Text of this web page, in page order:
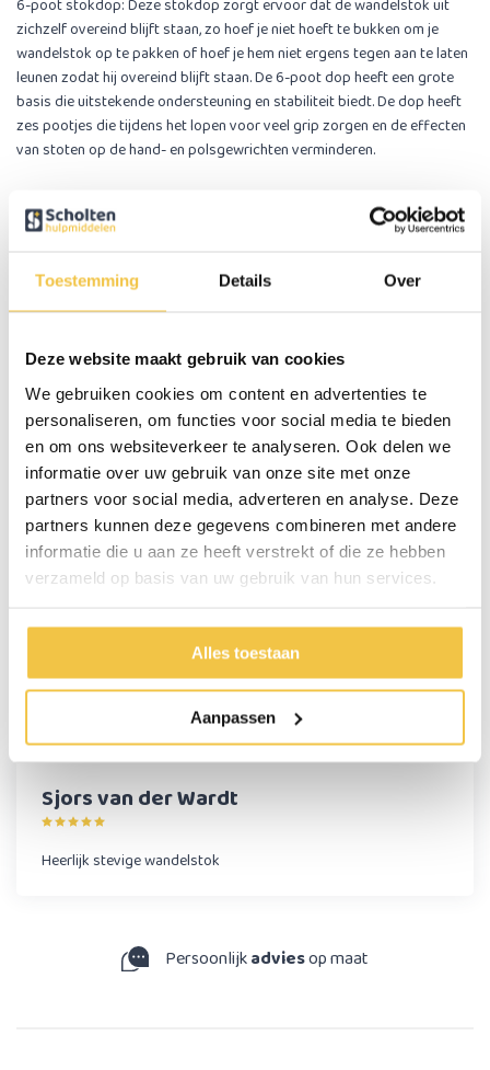
Toestemming Details Over
Deze website maakt gebruik van cookies
We gebruiken cookies om content en advertenties te
personaliseren, om functies voor social media te bieden
en om ons websiteverkeer te analyseren. Ook delen we
informatie over uw gebruik van onze site met onze
partners voor social media, adverteren en analyse. Deze
partners kunnen deze gegevens combineren met andere
informatie die u aan ze heeft verstrekt of die ze hebben
verzameld op basis van uw gebruik van hun services.
Alles toestaan
Aanpassen
6-poot stokdop: Deze stokdop zorgt ervoor dat de wandelstok uit
zichzelf overeind blijft staan, zo hoef je niet hoeft te bukken om je
wandelstok op te pakken of hoef je hem niet ergens tegen aan te laten
leunen zodat hij overeind blijft staan. De 6-poot dop heeft een grote
basis die uitstekende ondersteuning en stabiliteit biedt. De dop heeft
zes pootjes die tijdens het lopen voor veel grip zorgen en de effecten
van stoten op de hand- en polsgewrichten verminderen.
Specificaties
Hoogte: 76 - 99 cm instelbaar
Gewicht: 370 gram
Zacht siliconen handvat
In hoogte verstelbaar in 10 stappen
Voorzien van polsbandje
Specificaties
Materiaal Aluminium
Start chat
(1)
Sjors van der Wardt
Heerlijk stevige wandelstok
Persoonlijkadviesop maat